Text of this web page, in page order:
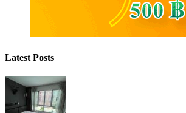
Latest Posts